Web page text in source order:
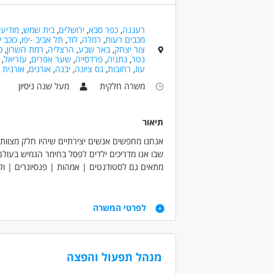
מאפייני משרה
מעל שנה ניסיון
עבודה עם רכב צמוד
רעננה,כפר סבא,ירושלים,בית שמש,
מכבים רעות, רמלה,לוד, תל אביב -יפו,כוכב
צור יצחק,באר שבע, הרצליה, רמת השרון,
נטר, נתניה,פרדסייה,שער אפרים, עזריאל,
עוז, רחובות, נס ציונה,יבנה,אורנים,אורנית
משרה חלקית
מעל שנה ניסיון
תיאור
אנחנו מחפשים אנשים יצירתיים שיהיו חלק
שבו אנו מדריכים ילדים לפסל בחימר הגמיש
מתאים גם לסטודנטים | אמהות | פנסיונרים |
עבודה ברחבי הארץ
העבודה מתקיימת לאורך כל שנת הלימודים
הכשרה למתאימים תינתן על ידי המעסיק 🙂
ים אנרגיות ואהבה לילדים - חובה
ניסיון בתחום ההדרכה - חובה
לפרטי המשרה
מנהל תפעול והפצה